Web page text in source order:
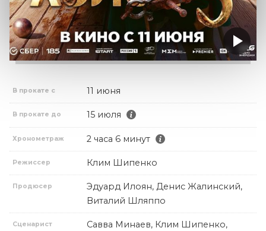
В прокате с 11 июня
В прокате до 15 июля
Хронометраж 2 часа 6 минут
Режиссер Клим Шипенко
Продюсер
Эдуард Илоян, Денис Жалинский,
Виталий Шляппо
Сценарист
Савва Минаев, Клим Шипенко,